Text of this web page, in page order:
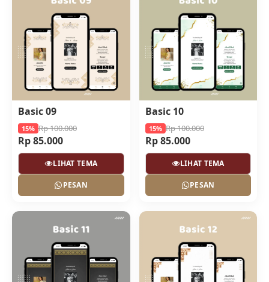
Basic 09
15% Rp 100.000
Rp 85.000
LIHAT TEMA
PESAN
Basic 10
15% Rp 100.000
Rp 85.000
LIHAT TEMA
PESAN